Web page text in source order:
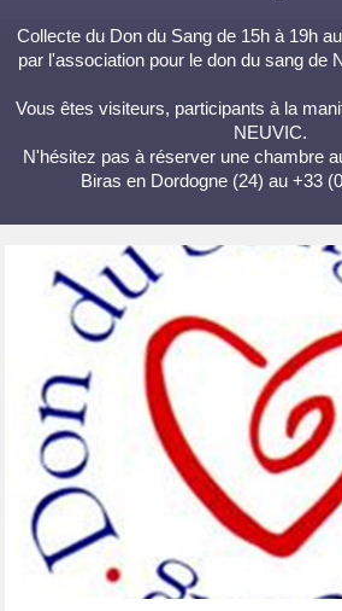
Collecte du Don du Sang de 15h à 19h
par l'association pour le don du sang de
Vous êtes visiteurs, participants à la
NEUVIC.
N'hésitez pas à réserver une chambre
Biras en Dordogne (24) au +33